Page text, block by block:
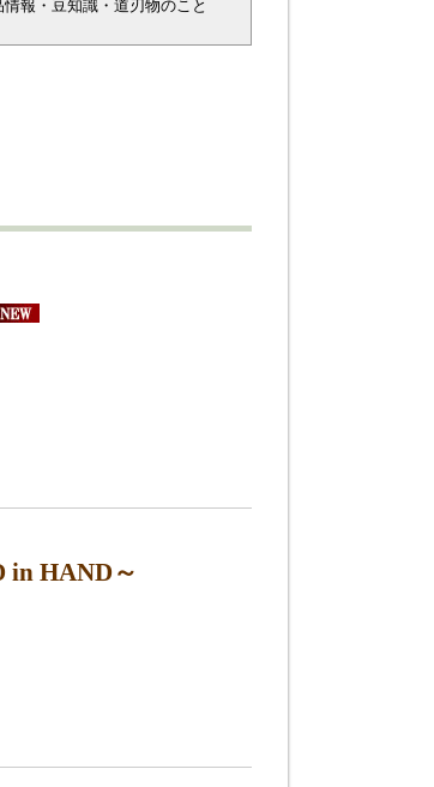
情報・豆知識・道刃物のこと
HAND～